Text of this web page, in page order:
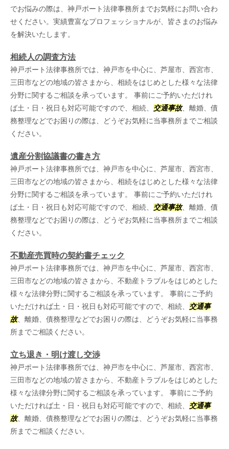
でお悩みの際は、神戸ポート法律事務所までお気軽にお問い合わ
せください。実績豊富なプロフェッショナルが、皆さまのお悩み
を解決いたします。
相続人の調査方法
神戸ポート法律事務所では、神戸市を中心に、芦屋市、西宮市、
三田市などの地域の皆さまから、相続をはじめとした様々な法律
分野に関するご相談を承っています。 事前にご予約いただけれ
ば土・日・祝日も対応可能ですので、相続、 交通事故、離婚、債
務整理などでお困りの際は、どうぞお気軽に当事務所までご相談
ください。
遺産分割協議書の書き方
神戸ポート法律事務所では、神戸市を中心に、芦屋市、西宮市、
三田市などの地域の皆さまから、相続をはじめとした様々な法律
分野に関するご相談を承っています。 事前にご予約いただけれ
ば土・日・祝日も対応可能ですので、相続、 交通事故、離婚、債
務整理などでお困りの際は、どうぞお気軽に当事務所までご相談
ください。
不動産売買時の契約書チェック
神戸ポート法律事務所では、神戸市を中心に、芦屋市、西宮市、
三田市などの地域の皆さまから、不動産トラブルをはじめとした
様々な法律分野に関するご相談を承っています。 事前にご予約
いただければ土・日・祝日も対応可能ですので、相続、 交通事
故、離婚、債務整理などでお困りの際は、どうぞお気軽に当事務
所までご相談ください。
立ち退き・明け渡し交渉
神戸ポート法律事務所では、神戸市を中心に、芦屋市、西宮市、
三田市などの地域の皆さまから、不動産トラブルをはじめとした
様々な法律分野に関するご相談を承っています。 事前にご予約
いただければ土・日・祝日も対応可能ですので、相続、 交通事
故、離婚、債務整理などでお困りの際は、どうぞお気軽に当事務
所までご相談ください。